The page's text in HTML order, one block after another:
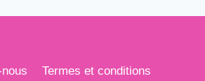
Termes et conditions